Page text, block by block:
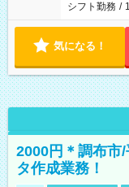
シフト勤務 /
気になる！
2000円＊調布市
タ作成業務！